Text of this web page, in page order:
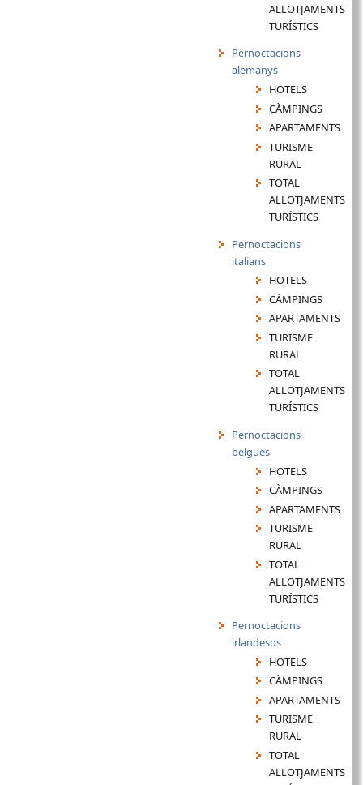
ALLOTJAMENTS
TURÍSTICS
Pernoctacions
alemanys
HOTELS
CÀMPINGS
APARTAMENTS
TURISME
RURAL
TOTAL
ALLOTJAMENTS
TURÍSTICS
Pernoctacions
italians
HOTELS
CÀMPINGS
APARTAMENTS
TURISME
RURAL
TOTAL
ALLOTJAMENTS
TURÍSTICS
Pernoctacions
belgues
HOTELS
CÀMPINGS
APARTAMENTS
TURISME
RURAL
TOTAL
ALLOTJAMENTS
TURÍSTICS
Pernoctacions
irlandesos
HOTELS
CÀMPINGS
APARTAMENTS
TURISME
RURAL
TOTAL
ALLOTJAMENTS